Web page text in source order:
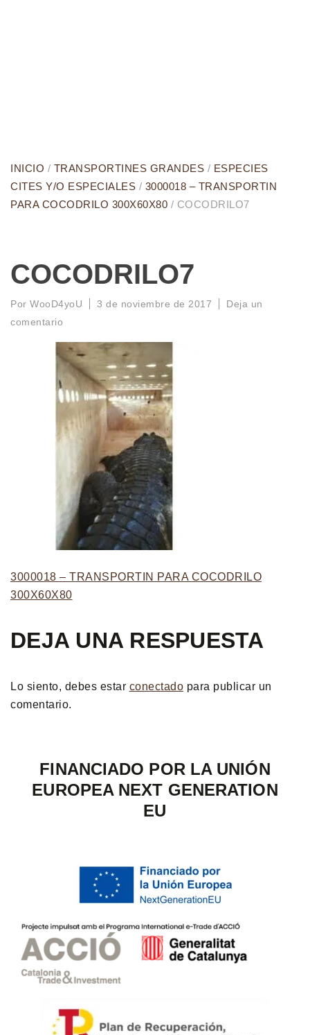
INICIO / TRANSPORTINES GRANDES / ESPECIES
CITES Y/O ESPECIALES / 3000018 – TRANSPORTIN
PARA COCODRILO 300X60X80 / COCODRILO7
COCODRILO7
Por WooD4yoU 3 de noviembre de 2017
Deja un
comentario
3000018 – TRANSPORTIN PARA COCODRILO
300X60X80
DEJA UNA RESPUESTA
Lo siento, debes estar conectado para publicar un
comentario.
FINANCIADO POR LA UNIÓN
EUROPEA NEXT GENERATION
EU